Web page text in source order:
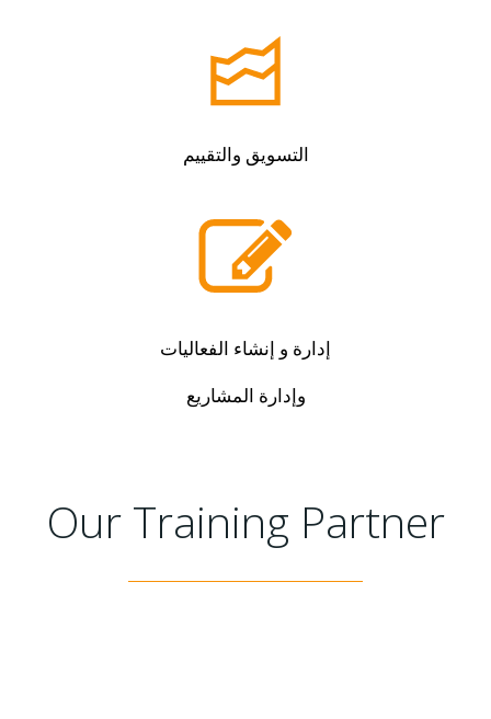
التسويق والتقييم
إدارة و إنشاء الفعاليات
وإدارة المشاريع
Our Training Partner